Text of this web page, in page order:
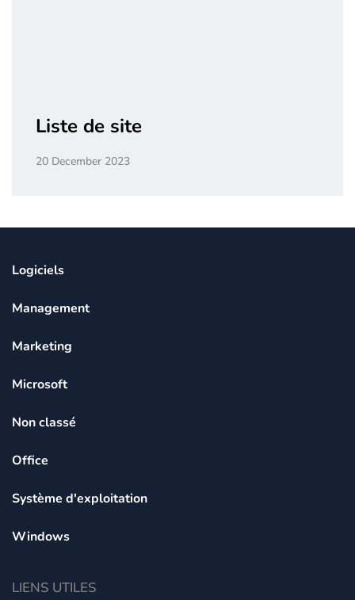
Liste de site
20 December 2023
Logiciels
Management
Marketing
Microsoft
Non classé
Office
Système d'exploitation
Windows
LIENS UTILES